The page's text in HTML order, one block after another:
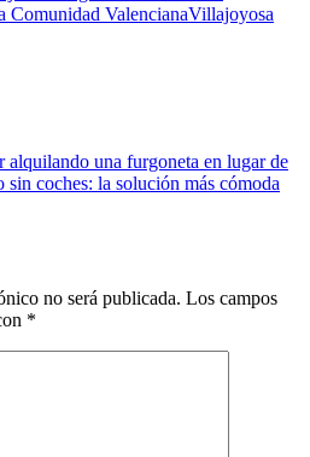
Comunidad ValencianaVillajoyosa
alquilando una furgoneta en lugar de
sin coches: la solución más cómoda
no será publicada. Los campos
*